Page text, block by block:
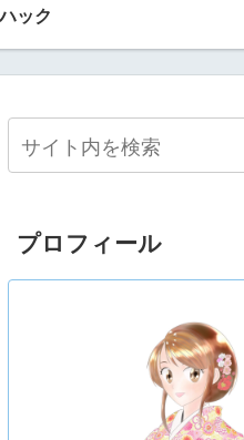
ック
プロフィール